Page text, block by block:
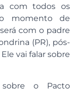
com todos os
momento de
com o padre
(PR), pós-
vai falar sobre
o Pacto